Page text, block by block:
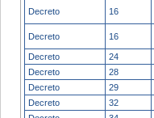
Decreto 16
Decreto 16
Decreto 24
Decreto
28
Decreto
29
Decreto
32